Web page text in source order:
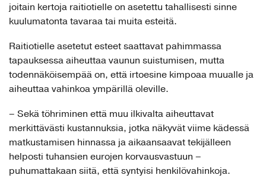
joitain kertoja raitiotielle on asetettu tahallisesti sinne
kuulumatonta tavaraa tai muita esteitä.
Raitiotielle asetetut esteet saattavat pahimmassa
tapauksessa aiheuttaa vaunun suistumisen, mutta
todennäköisempää on, että irtoesine kimpoaa muualle ja
aiheuttaa vahinkoa ympärillä oleville.
– Sekä töhriminen että muu ilkivalta aiheuttavat
merkittävästi kustannuksia, jotka näkyvät viime kädessä
matkustamisen hinnassa ja aikaansaavat tekijälleen
helposti tuhansien eurojen korvausvastuun –
puhumattakaan siitä, että syntyisi henkilövahinkoja.